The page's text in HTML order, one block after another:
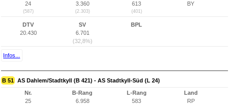
24
(587)
3.360
(2.303)
613
(401)
BY
DTV
20.430
SV
6.701
(32,8%)
BPL
Infos...
B 51 AS Dahlem/Stadtkyll (B 421) - AS Stadtkyll-Süd (L 24)
Nr.
25
B-Rang
6.958
L-Rang
583
Land
RP